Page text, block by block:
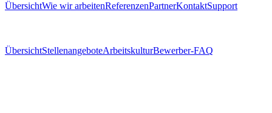
ÜbersichtWie wir arbeitenReferenzenPartnerKontaktSupport
ÜbersichtStellenangeboteArbeitskulturBewerber-FAQ